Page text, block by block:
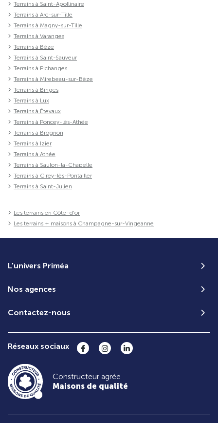
Terrains à Saint-Apollinaire
Terrains à Arc-sur-Tille
Terrains à Magny-sur-Tille
Terrains à Varanges
Terrains à Bèze
Terrains à Saint-Sauveur
Terrains à Pichanges
Terrains à Mirebeau-sur-Bèze
Terrains à Binges
Terrains à Lux
Terrains à Étevaux
Terrains à Poncey-lès-Athée
Terrains à Brognon
Terrains à Izier
Terrains à Athée
Terrains à Saulon-la-Chapelle
Terrains à Cirey-lès-Pontailler
Terrains à Saint-Julien
Les terrains en Côte-d'or
Les terrains + maisons à Champagne-sur-Vingeanne
L'univers Priméa
Nos agences
Contactez-nous
Réseaux sociaux
Constructeur agrée
Maisons de qualité